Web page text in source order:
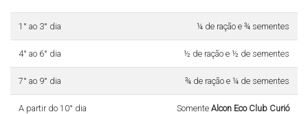
1° ao 3° dia ¼ de ração e ¾ sementes
4° ao 6° dia ½ de ração e ½ de sementes
7° ao 9° dia ¾ de ração e ¼ de sementes
A partir do 10° dia Somente Alcon Eco Club Curió